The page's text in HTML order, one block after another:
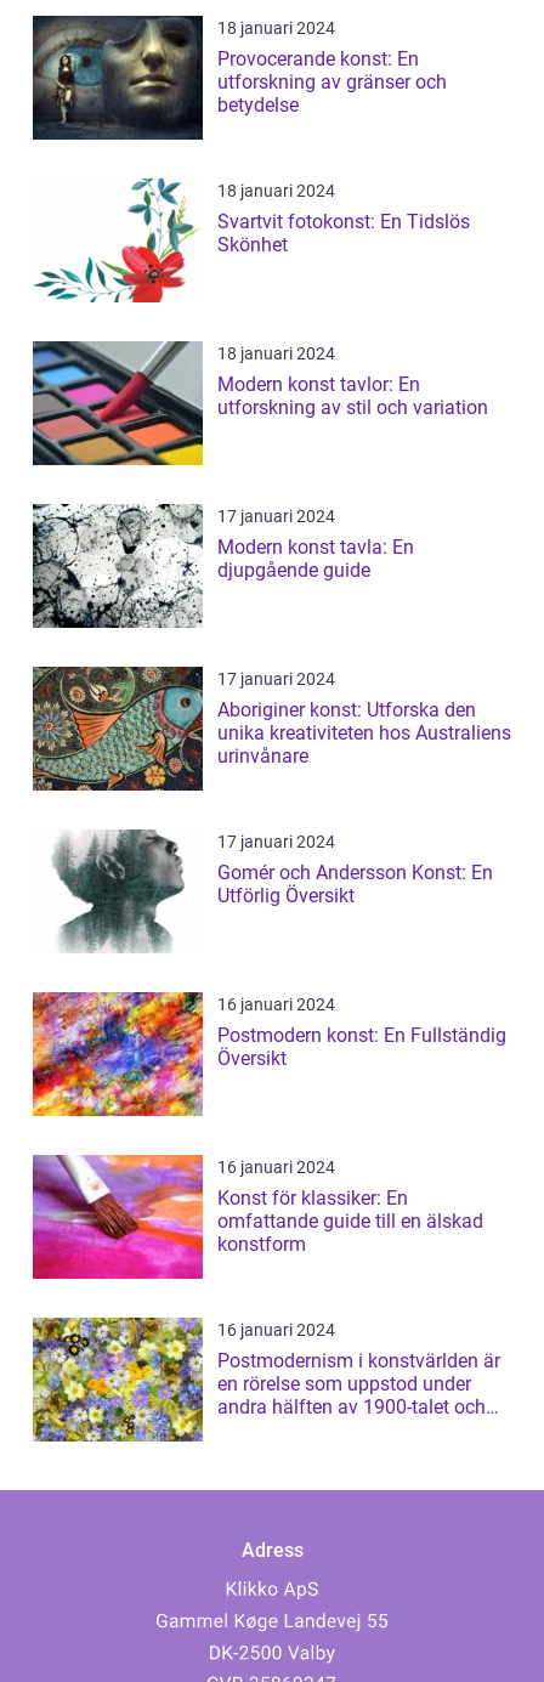
18 januari 2024
Provocerande konst: En
utforskning av gränser och
betydelse
18 januari 2024
Svartvit fotokonst: En Tidslös
Skönhet
18 januari 2024
Modern konst tavlor: En
utforskning av stil och variation
17 januari 2024
Modern konst tavla: En
djupgående guide
17 januari 2024
Aboriginer konst: Utforska den
unika kreativiteten hos Australiens
urinvånare
17 januari 2024
Gomér och Andersson Konst: En
Utförlig Översikt
16 januari 2024
Postmodern konst: En Fullständig
Översikt
16 januari 2024
Konst för klassiker: En
omfattande guide till en älskad
konstform
16 januari 2024
Postmodernism i konstvärlden är
en rörelse som uppstod under
andra hälften av 1900-talet och
Adress